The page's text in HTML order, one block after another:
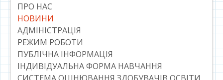
ПРО НАС
НОВИНИ
АДМІНІСТРАЦІЯ
РЕЖИМ РОБОТИ
ПУБЛІЧНА ІНФОРМАЦІЯ
ІНДИВІДУАЛЬНА ФОРМА НАВЧАННЯ